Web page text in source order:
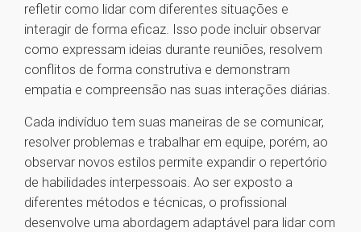
refletir como lidar com diferentes situações e
interagir de forma eficaz. Isso pode incluir observar
como expressam ideias durante reuniões, resolvem
conflitos de forma construtiva e demonstram
empatia e compreensão nas suas interações diárias.
Cada indivíduo tem suas maneiras de se comunicar,
resolver problemas e trabalhar em equipe, porém, ao
observar novos estilos permite expandir o repertório
de habilidades interpessoais. Ao ser exposto a
diferentes métodos e técnicas, o profissional
desenvolve uma abordagem adaptável para lidar com